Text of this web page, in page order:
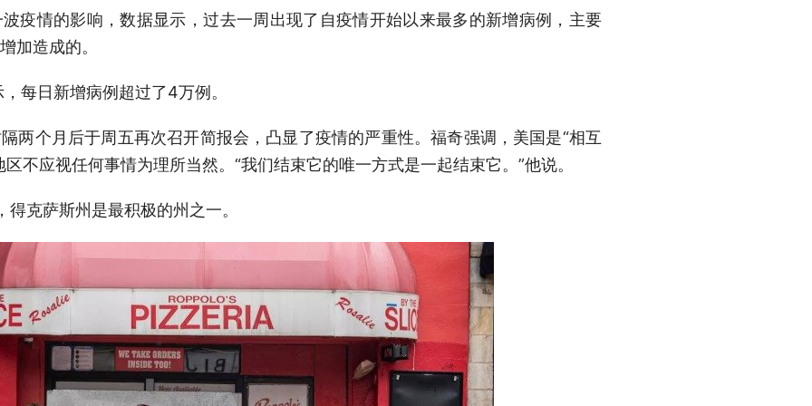
疫情的影响，数据显示，过去一周出现了自疫情开始以来最多的新增病例，主要
加造成的。
每日新增病例超过了4万例。
两个月后于周五再次召开简报会，凸显了疫情的严重性。福奇强调，美国是“相互
不应视任何事情为理所当然。“我们结束它的唯一方式是一起结束它。”他说。
克萨斯州是最积极的州之一。